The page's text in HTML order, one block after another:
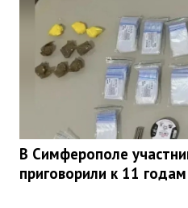
В Симферополе
приговорили к 11